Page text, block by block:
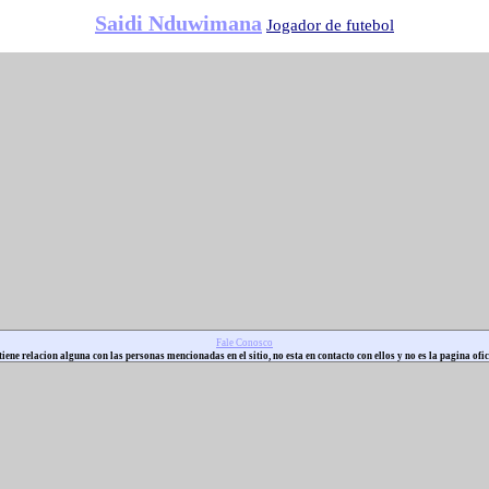
Saidi Nduwimana Jogador de futebol
Fale Conosco
relacion alguna con las personas mencionadas en el sitio, no esta en contacto con ellos y no es la pagina